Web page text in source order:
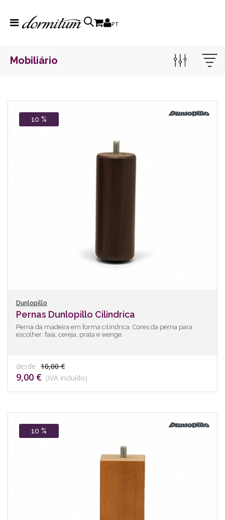
PT
Mobiliário
10 %
Dunlopillo
Pernas Dunlopillo Cilindrica
Perna da madeira em forma cilíndrica. Cores da perna para
escolher: faia, cereja, prata e wenge.
desde 10,00 €
9,00 € (IVA incluído)
10 %